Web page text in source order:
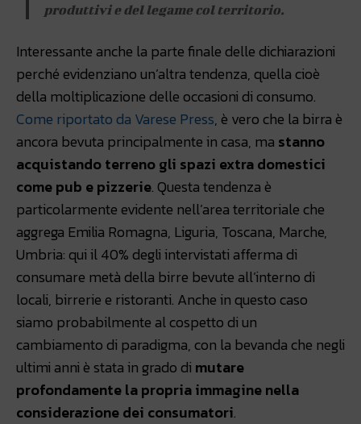
produttivi e del legame col territorio.
Interessante anche la parte finale delle dichiarazioni
perché evidenziano un’altra tendenza, quella cioè
della moltiplicazione delle occasioni di consumo.
Come riportato da Varese Press, è vero che la birra è
ancora bevuta principalmente in casa, ma stanno
acquistando terreno gli spazi extra domestici
come pub e pizzerie. Questa tendenza è
particolarmente evidente nell’area territoriale che
aggrega Emilia Romagna, Liguria, Toscana, Marche,
Umbria: qui il 40% degli intervistati afferma di
consumare metà della birre bevute all’interno di
locali, birrerie e ristoranti. Anche in questo caso
siamo probabilmente al cospetto di un
cambiamento di paradigma, con la bevanda che negli
ultimi anni è stata in grado di mutare
profondamente la propria immagine nella
considerazione dei consumatori.